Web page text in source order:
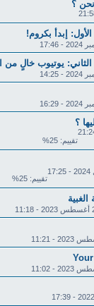
نحن ؟
إبدأ بكروم!
يوتيوب خالٍ من
؟
تقييم: 25%
تقييم: 25%